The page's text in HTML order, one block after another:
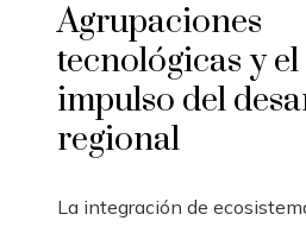
Agrupaciones
tecnológicas y el
impulso del
regional
La integración de